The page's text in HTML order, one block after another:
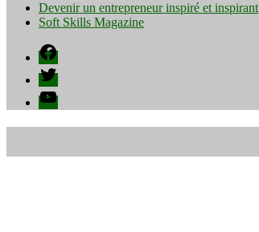
Devenir un entrepreneur inspiré et inspirant
Soft Skills Magazine
Facebook
Twitter
YouTube